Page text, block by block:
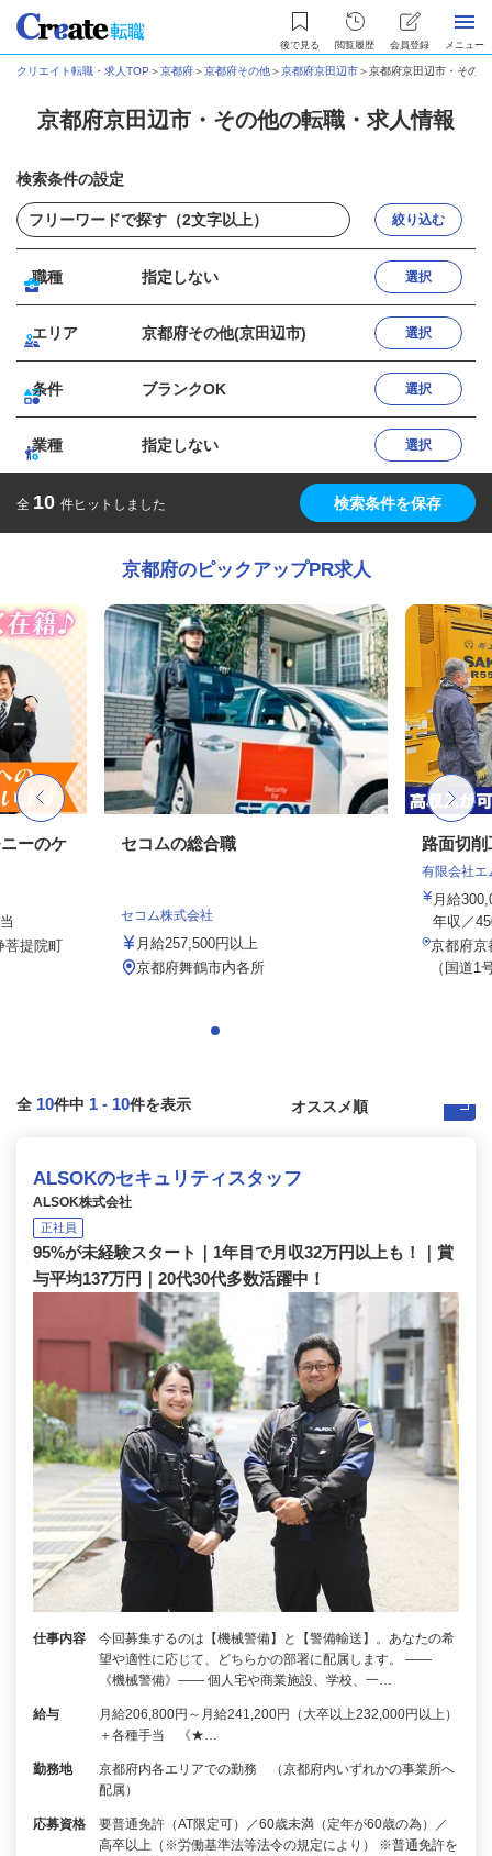
後で見る 閲覧履歴 会員登録 メニュー
クリエイト転職・求人TOP ＞京都府＞京都府その他＞京都府京田辺市＞京都府京田辺市・その
京都府京田辺市・その他の転職・求人情報
検索条件の設定
絞り込む
職種 指定しない 選択
エリア 京都府その他(京田辺市) 選択
条件 ブランクOK 選択
業種 指定しない 選択
全 10 件ヒットしました 検索条件を保存
京都府のピックアップPR求人
ーのケ
菩提院町
セコムの総合職
セコム株式会社
月給257,500円以上
京都府舞鶴市内各所
路面切
有限会社エ
月給
年収／
京都府京
（国道1
全 10件中 1 - 10件を表示
ALSOKのセキュリティスタッフ
ALSOK株式会社
正社員
95%が未経験スタート｜1年目で月収32万円以上も！｜賞
与平均137万円｜20代30代多数活躍中！
仕事内容
今回募集するのは【機械警備】と【警備輸送】。あなたの希
望や適性に応じて、どちらかの部署に配属します。 ――
《機械警備》―― 個人宅や商業施設、学校、一…
給与
月給206,800円～月給241,200円（大卒以上232,000円以上）
＋各種手当 《★…
勤務地
京都府内各エリアでの勤務 （京都府内いずれかの事業所へ
配属）
応募資格
要普通免許（AT限定可）／60歳未満（定年が60歳の為）／
高卒以上（※労働基準法等法令の規定により） ※普通免許を